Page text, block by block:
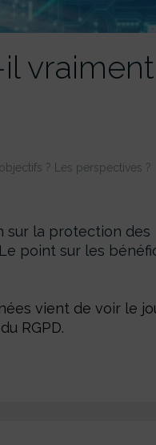
vraiment
? Les perspectives ?
sur la protection des
point sur les
vient de voir le
RGPD.